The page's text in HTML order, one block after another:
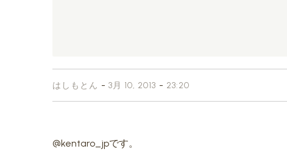
はしもとん - 3月 10, 2013 - 23:20
@kentaro_jpです。